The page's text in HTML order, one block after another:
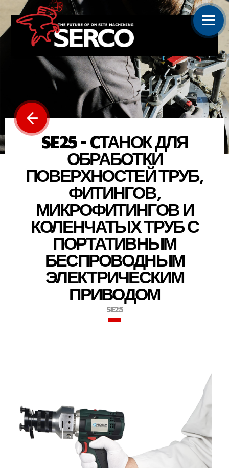
SE25 - CТАНОК ДЛЯ
ОБРАБОТКИ
ПОВЕРХНОСТЕЙ ТРУБ,
ФИТИНГОВ,
МИКРОФИТИНГОВ И
КОЛЕНЧАТЫХ ТРУБ С
ПОРТАТИВНЫМ
БЕСПРОВОДНЫМ
ЭЛЕКТРИЧЕСКИМ
ПРИВОДОМ
SE25